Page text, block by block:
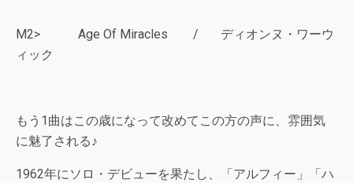
M2> Age Of Miracles / ディオンヌ・ワーウ
ィック
もう1曲はこの歳になって改めてこの方の声に、雰囲気
に魅了される♪
1962年にソロ・デビューを果たし、「アルフィー」「ハ